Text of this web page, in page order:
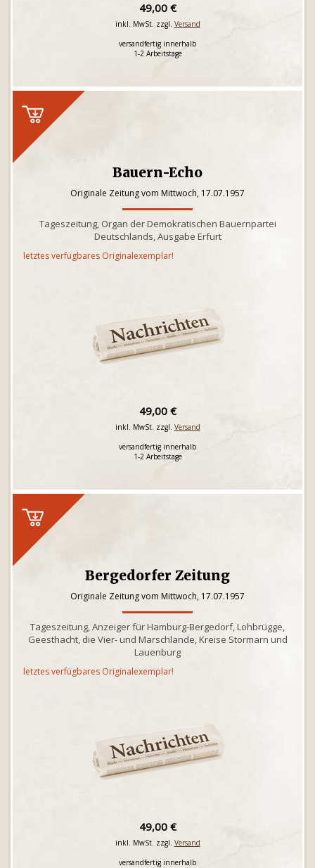
49,00 €
inkl. MwSt. zzgl. Versand
versandfertig innerhalb
1-2 Arbeitstage
Bauern-Echo
Originale Zeitung vom Mittwoch, 17.07.1957
Tageszeitung, Organ der Demokratischen Bauernpartei
Deutschlands, Ausgabe Erfurt
letztes verfügbares Originalexemplar!
49,00 €
inkl. MwSt. zzgl. Versand
versandfertig innerhalb
1-2 Arbeitstage
Bergedorfer Zeitung
Originale Zeitung vom Mittwoch, 17.07.1957
Tageszeitung, Anzeiger für Hamburg-Bergedorf, Lohbrügge,
Geesthacht, die Vier- und Marschlande, Kreise Stormarn und
Lauenburg
letztes verfügbares Originalexemplar!
49,00 €
inkl. MwSt. zzgl. Versand
versandfertig innerhalb